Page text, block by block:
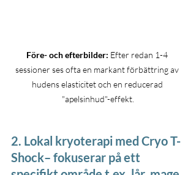
Före- och efterbilder: Efter redan 1-4
sessioner ses ofta en markant förbättring av
hudens elasticitet och en reducerad
"apelsinhud"-effekt.
2. Lokal kryoterapi med Cryo T-
Shock– fokuserar på ett